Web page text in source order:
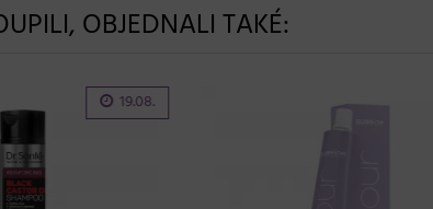
OBJEDNALI TAKÉ:
19.08.